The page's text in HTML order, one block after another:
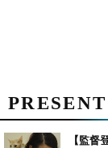
PRESENT
【監督